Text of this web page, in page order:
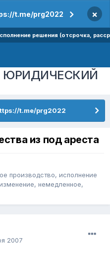
t.me/prg2022 ×
решения (отсрочка,
ЮРИДИЧЕСКИЙ
t.me/prg2022
из под ареста
производство, исполнение
немедленное,
2007